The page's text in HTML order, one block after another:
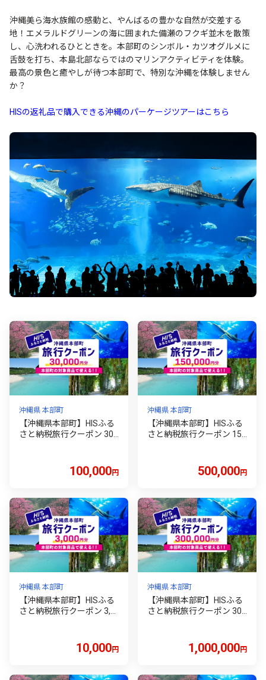
沖縄美ら海水族館の感動と、やんばるの豊かな自然が交差する
地！エメラルドグリーンの海に囲まれた備瀬のフクギ並木を散策
し、心洗われるひとときを。本部町のシンボル・カツオグルメに
舌鼓を打ち、本島北部ならではのマリンアクティビティを体験。
最高の景色と癒やしが待つ本部町で、特別な沖縄を体験しません
か？
HISの返礼品で購入できる沖縄のパーケージツアーはこちら
沖縄県 本部町
【沖縄県本部町】HISふる
さと納税旅行クーポン 30,
100,000円
沖縄県 本部町
【沖縄県本部町】HISふる
さと納税旅行クーポン 15
500,000円
沖縄県 本部町
【沖縄県本部町】HISふる
さと納税旅行クーポン 3,0
10,000円
沖縄県 本部町
【沖縄県本部町】HISふる
さと納税旅行クーポン 30
1,000,000円